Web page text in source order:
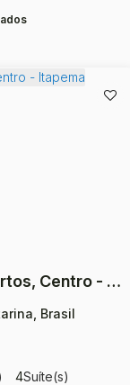
Apartamento com 4 quartos, Centro - Itapema
Brasil
4Suíte(s)